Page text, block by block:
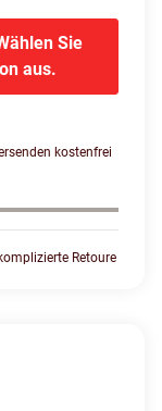
Sie
aus.
kostenfrei
Retoure